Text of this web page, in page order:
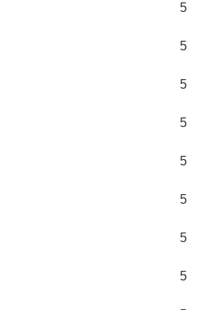
5
5
5
5
5
5
5
5